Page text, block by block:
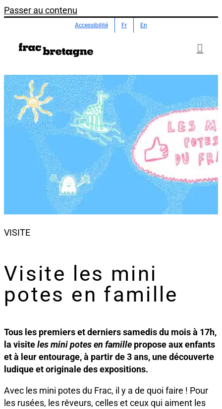
Passer au contenu
Accessibilité Fr En
VISITE
Visite les mini
potes en famille
Tous les premiers et derniers samedis du mois à 17h,
la visiteles mini potes en famille propose aux enfants
et à leur entourage, à partir de 3 ans, une découverte
ludique et originale des expositions.
Avec les mini potes du Frac, il y a de quoi faire ! Pour
les rusées, les rêveurs, celles et ceux qui aiment les